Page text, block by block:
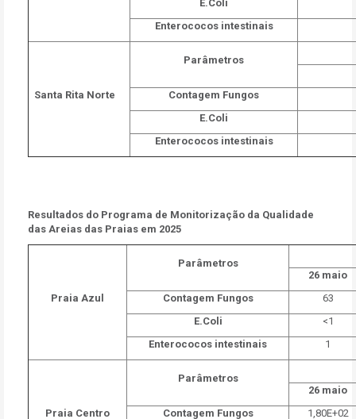
E.Coli
Enterococos intestinais
Santa Rita Norte
Parâmetros
Contagem Fungos
E.Coli
Enterococos intestinais
Resultados do Programa de Monitorização da Qualidade
das Areias das Praias em 2025
Praia Azul
Parâmetros
26 maio
Contagem Fungos
63
E.Coli
<1
Enterococos intestinais
1
Praia Centro
Parâmetros
26 maio
Contagem Fungos
1,80E+02